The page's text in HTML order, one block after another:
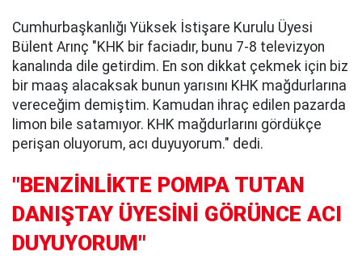
Cumhurbaşkanlığı Yüksek İstişare Kurulu Üyesi
Bülent Arınç "KHK bir faciadır, bunu 7-8 televizyon
kanalında dile getirdim. En son dikkat çekmek için biz
bir maaş alacaksak bunun yarısını KHK mağdurlarına
vereceğim demiştim. Kamudan ihraç edilen pazarda
limon bile satamıyor. KHK mağdurlarını gördükçe
perişan oluyorum, acı duyuyorum." dedi.
"BENZİNLİKTE POMPA TUTAN
DANIŞTAY ÜYESİNİ GÖRÜNCE ACI
DUYUYORUM"